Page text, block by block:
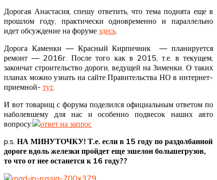
Дорогая Анастасия, спешу ответить, что тема поднята еще в
прошлом году, практически одновременно и параллельно
идет обсуждение на форуме здесь
Дорога Каменки — Красный Кирпичник — планируется
ремонт — 2016г. После того как в 2015, т.е. в текущем,
закончат строительство дороги, ведущей на Зименки. О таких
планах можно узнать на сайте Правительства НО в интернет-
приемной- тут
И вот товарищ с форума поделился официальным ответом по
наболевшему для нас и особенно подвесок наших авто
вопросу:
p.s. НА МИНУТОЧКУ! Т.е. если в 15 году по раздолбанной
дороге вдоль железки пройдет еще эшелон большегрузов,
то что от нее останется к 16 году??